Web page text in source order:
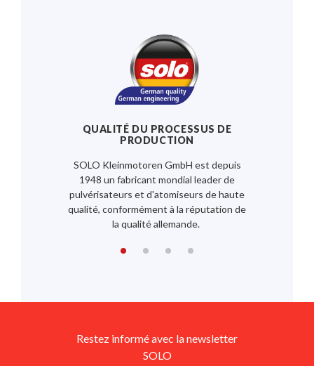
QUALITÉ DU PROCESSUS DE
PRODUCTION
SOLO Kleinmotoren GmbH est depuis
1948 un fabricant mondial leader de
pulvérisateurs et d'atomiseurs de haute
qualité, conformément à la réputation de
la qualité allemande.
Restez informé avec la newsletter
SOLO